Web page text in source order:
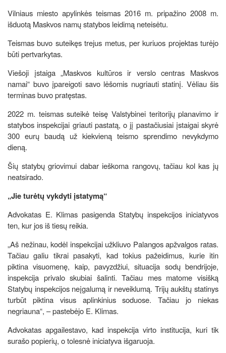
Vilniaus miesto apylinkės teismas 2016 m. pripažino 2008 m.
išduotą Maskvos namų statybos leidimą neteisėtu.
Teismas buvo suteikęs trejus metus, per kuriuos projektas turėjo
būti pertvarkytas.
Viešoji įstaiga „Maskvos kultūros ir verslo centras Maskvos
namai“ buvo įpareigoti savo lėšomis nugriauti statinį. Vėliau šis
terminas buvo pratęstas.
2022 m. teismas suteikė teisę Valstybinei teritorijų planavimo ir
statybos inspekcijai griauti pastatą, o jį pastačiusiai įstaigai skyrė
300 eurų baudą už kiekvieną teismo sprendimo nevykdymo
dieną.
Šių statybų griovimui dabar ieškoma rangovų, tačiau kol kas jų
neatsirado.
„Jie turėtų vykdyti įstatymą“
Advokatas E. Klimas pasigenda Statybų inspekcijos iniciatyvos
ten, kur jos iš tiesų reikia.
„Aš nežinau, kodėl inspekcijai užkliuvo Palangos apžvalgos ratas.
Tačiau galiu tikrai pasakyti, kad tokius pažeidimus, kurie itin
piktina visuomenę, kaip, pavyzdžiui, situacija sodų bendrijoje,
inspekcija privalo skubiai šalinti. Tačiau mes matome visišką
Statybų inspekcijos neįgalumą ir neveiklumą. Trijų aukštų statinys
turbūt piktina visus aplinkinius soduose. Tačiau jo niekas
negriauna“, – pastebėjo E. Klimas.
Advokatas apgailestavo, kad inspekcija virto institucija, kuri tik
surašo popierių, o tolesnė iniciatyva išgaruoja.